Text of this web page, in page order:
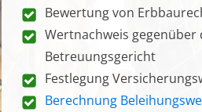
Bewertung von
Wertnachweis gegenüber
Betreuungsgericht
Festlegung
Berechnung